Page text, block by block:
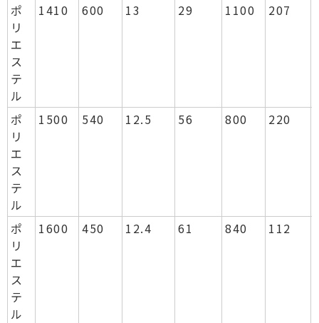
ポ
リ
エ
ス
テ
ル
1410 600 13 29 1100 207
ポ
リ
エ
ス
テ
ル
1500 540 12.5 56 800 220
ポ
リ
エ
ス
テ
ル
1600 450 12.4 61 840 112